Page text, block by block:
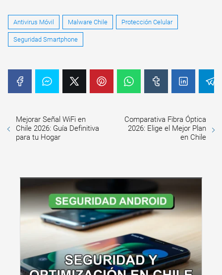
Antivirus Móvil Malware Chile Protección Celular
Seguridad Smartphone
Mejorar Señal WiFi en
Chile 2026: Guía Definitiva
para tu Hogar
Comparativa Fibra Óptica
2026: Elige el Mejor Plan
en Chile